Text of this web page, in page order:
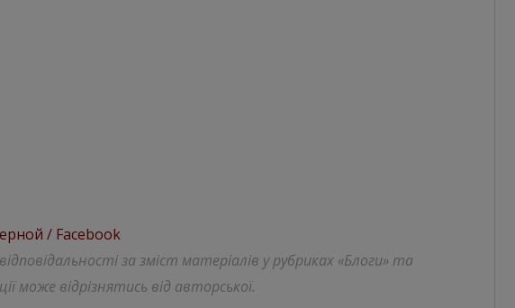
/ Facebook
за зміст матеріалів у рубриках «Блоги» та
може відрізнятись від авторської.